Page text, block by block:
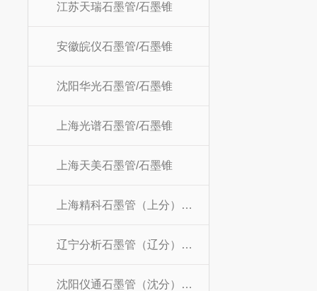
江苏天瑞石墨管/石墨锥
安徽皖仪石墨管/石墨锥
沈阳华光石墨管/石墨锥
上海光谱石墨管/石墨锥
上海天美石墨管/石墨锥
上海精科石墨管（上分）/石墨锥
辽宁分析石墨管（辽分）/石墨锥
沈阳仪通石墨管（沈分）/石墨锥